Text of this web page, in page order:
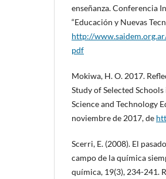
enseñanza. Conferencia
“Educación y Nuevas
http://
pdf
Mokiwa, H. O. 2017.
Study of Selected
Science and Technology
noviembre de 2017, de
Scerri, E. (2008). El
campo de la química
química, 19(3), 234-241.